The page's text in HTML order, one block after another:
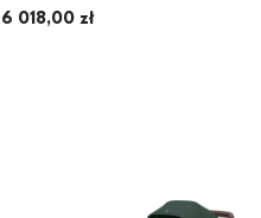
6 018,00 zł